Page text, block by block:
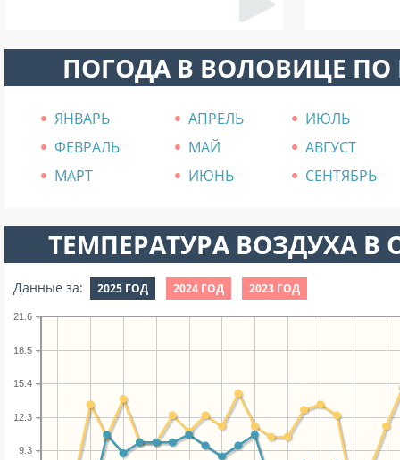
ПОГОДА В ВОЛОВИЦЕ
ЯНВАРЬ АПРЕЛЬ
ИЮЛЬ
ФЕВРАЛЬ
МАЙ
АВГУСТ
МАРТ
ИЮНЬ СЕНТЯБРЬ
ТЕМПЕРАТУРА ВОЗДУХА В
Данные за: 2025 ГОД 2024 ГОД 2023 ГОД
9.3
12.3
15.4
18.5
21.6